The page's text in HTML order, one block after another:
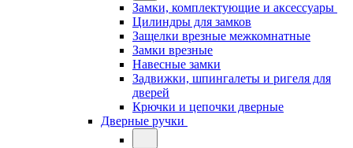
Замки, комплектующие и аксессуары
Цилиндры для замков
Защелки врезные межкомнатные
Замки врезные
Навесные замки
Задвижки, шпингалеты и ригеля для
дверей
Крючки и цепочки дверные
Дверные ручки